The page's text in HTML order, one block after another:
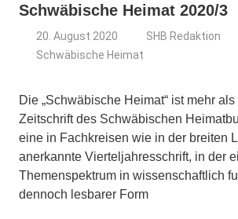
Schwäbische Heimat 2020/3
20. August 2020
SHB Redaktion
Schwäbische Heimat
Die „Schwäbische Heimat“ ist mehr
Zeitschrift des Schwäbischen
eine in Fachkreisen wie in der breiten
anerkannte Vierteljahresschrift, in der
Themenspektrum in wissenschaftlich
dennoch lesbarer Form